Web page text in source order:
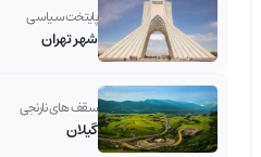
پایتخت سیاسی
شهر تهران
سقف های نارنجی
گیلان